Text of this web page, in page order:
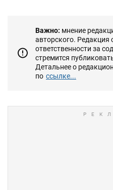
Важно: мнение
авторского. Редакция
ответственности за
стремится
Детальнее о
по ссылке...